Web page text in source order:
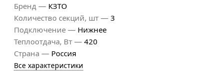
Бренд — КЗТО
Количество секций, шт — 3
Подключение — Нижнее
Теплоотдача, Вт — 420
Страна — Россия
Все характеристики